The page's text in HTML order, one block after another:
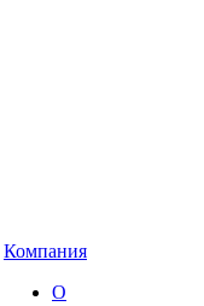
Компания
О